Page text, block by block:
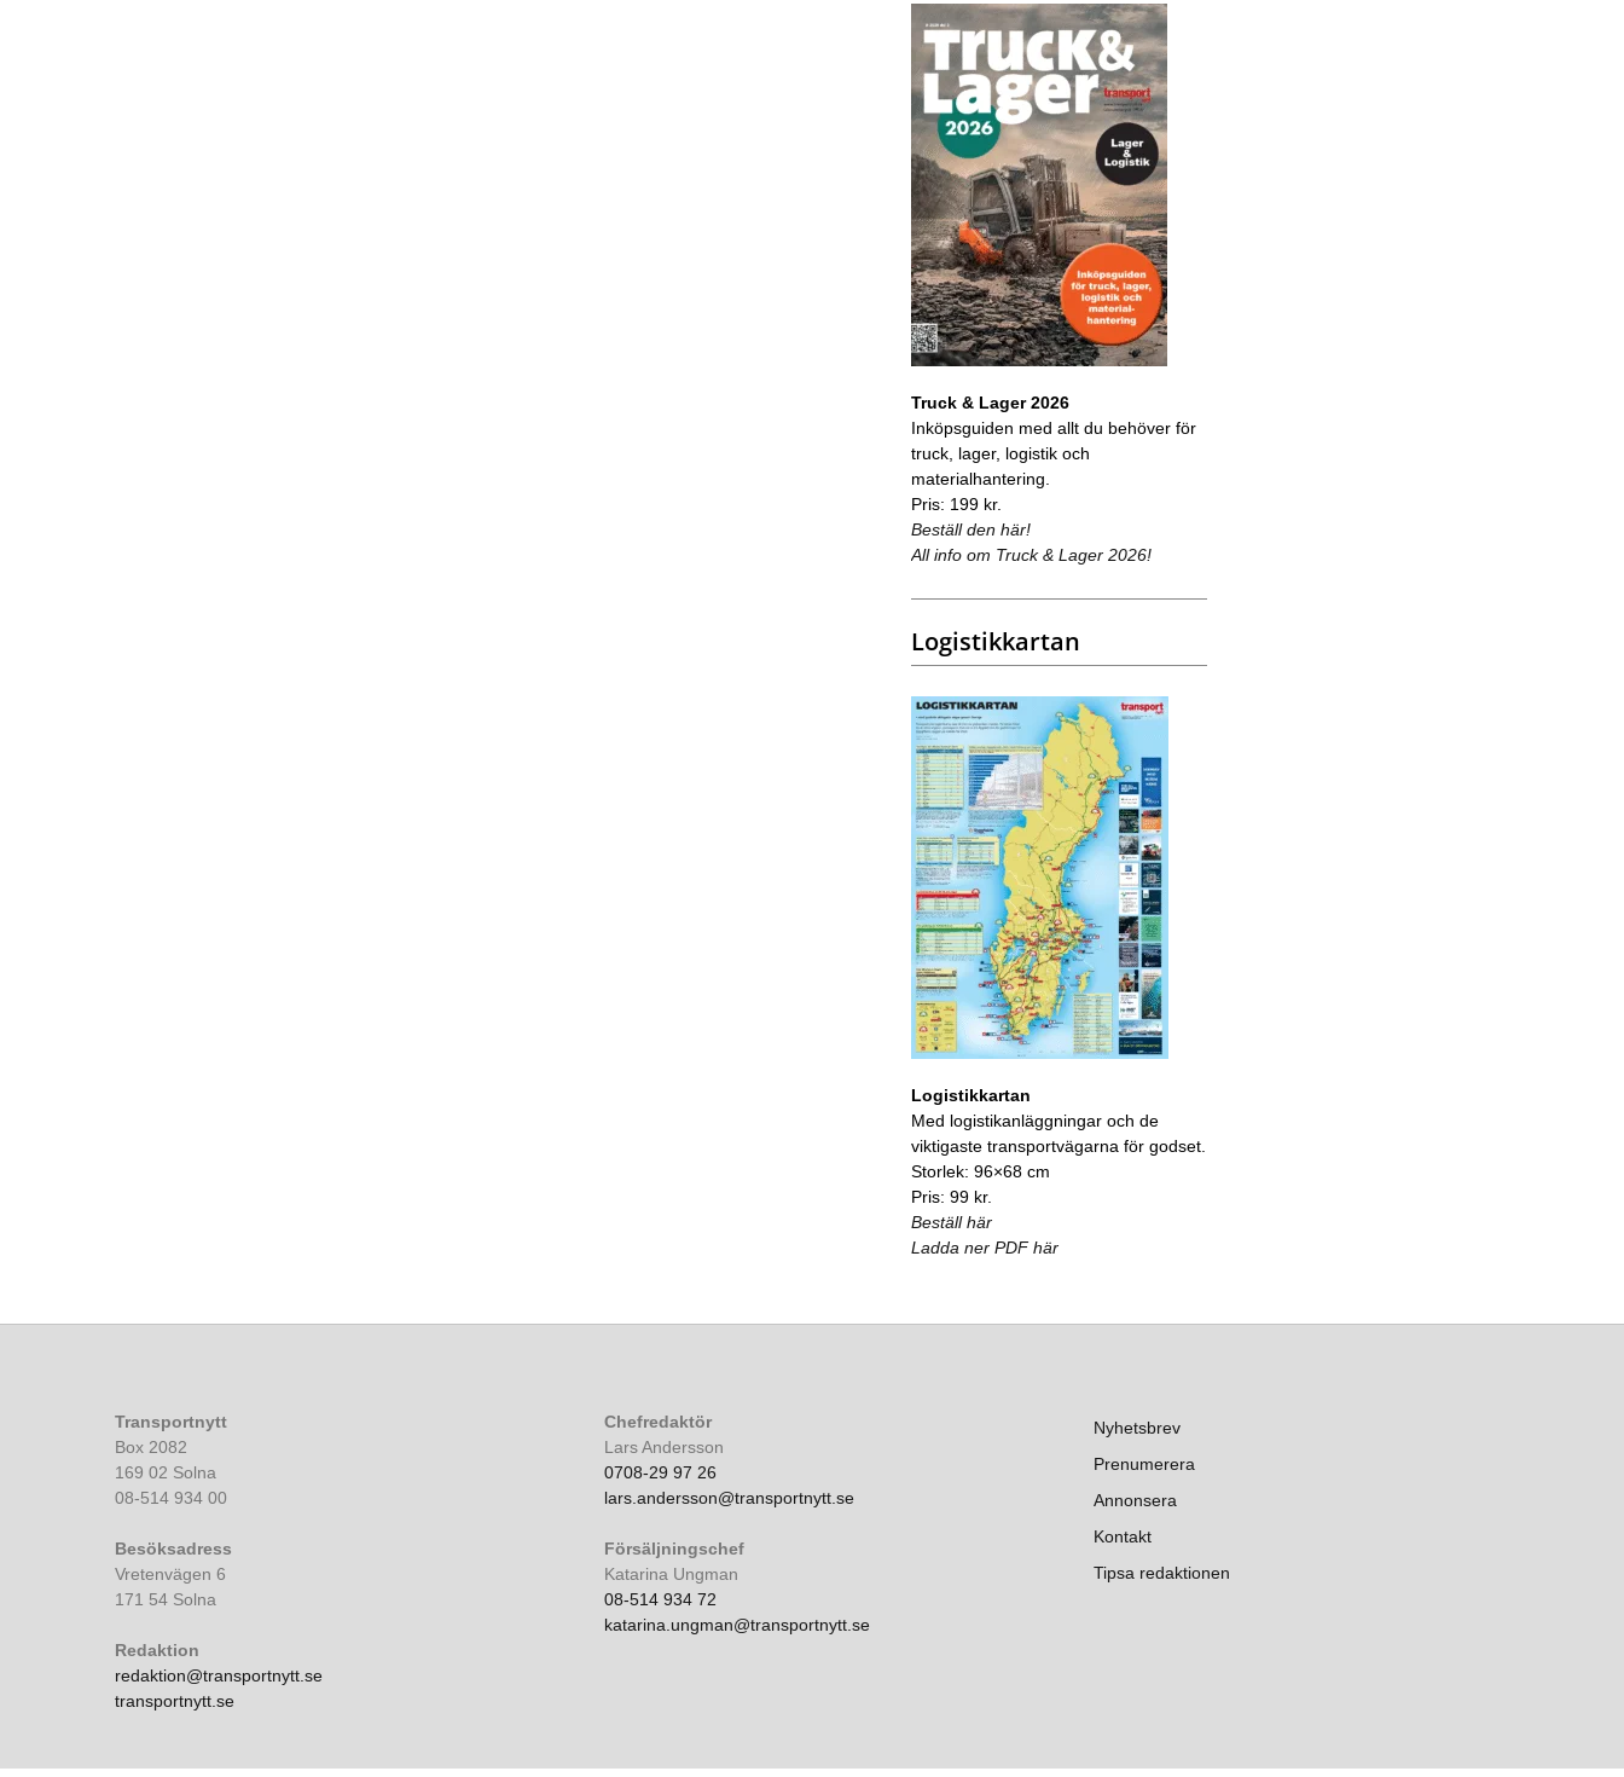
Truck & Lager 2026
Inköpsguiden med allt du behöver för
truck, lager, logistik och
materialhantering.
Pris: 199 kr.
Beställ den här!
All info om Truck & Lager 2026!
Logistikkartan
Logistikkartan
Med logistikanläggningar och de
viktigaste transportvägarna för godset.
Storlek: 96×68 cm
Pris: 99 kr.
Beställ här
Ladda ner PDF här
Transportnytt
Box 2082
169 02 Solna
08-514 934 00
Besöksadress
Vretenvägen 6
171 54 Solna
Redaktion
redaktion@transportnytt.se
transportnytt.se
Chefredaktör
Lars Andersson
0708-29 97 26
lars.andersson@transportnytt.se
Försäljningschef
Katarina Ungman
08-514 934 72
katarina.ungman@transportnytt.se
Nyhetsbrev
Prenumerera
Annonsera
Kontakt
Tipsa redaktionen